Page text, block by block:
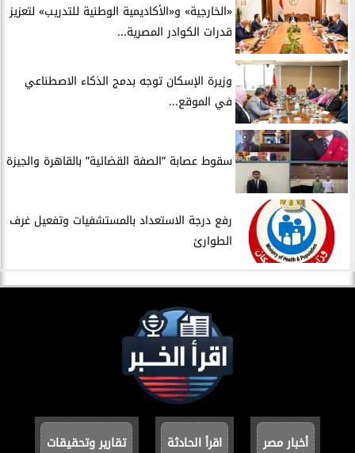
​«الخارجية» و«الأكاديمية الوطنية للتدريب» لتعزيز
قدرات الكوادر المصرية...
​وزيرة الإسكان توجه بدمج الذكاء الاصطناعي
في الموقع...
سقوط عصابة ”الصفة القضائية” بالقاهرة والجيزة
​رفع درجة الاستعداد بالمستشفيات وتفعيل غرف
الطوارئ
أخبار مصر اقرأ الحادثة تقارير وتحقيقات